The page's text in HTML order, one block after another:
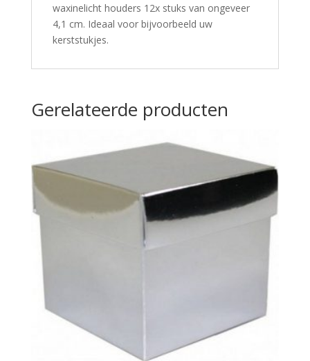
waxinelicht houders 12x stuks van ongeveer
4,1 cm. Ideaal voor bijvoorbeeld uw
kerststukjes.
Gerelateerde producten